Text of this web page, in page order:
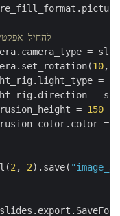
# להחיל
=
10,
=
=
= 150
=
2 , 2).save(